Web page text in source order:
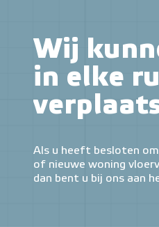
Wij
in elke
Als u heeft besloten
of nieuwe woning
dan bent u bij ons aan